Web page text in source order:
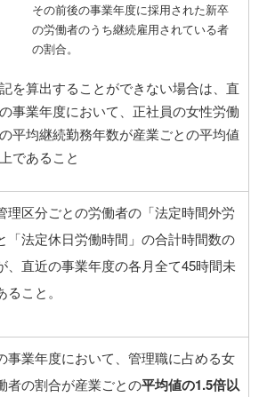
その前後の事業年度に採用された新卒
の労働者のうち継続雇用されている者
の割合。
を算出することができない場合は、直
事業年度において、正社員の女性労働
平均継続勤務年数が産業ごとの平均値
であること
理区分ごとの労働者の「法定時間外労
「法定休日労働時間」の合計時間数の
、直近の事業年度の各月全て45時間未
ること。
事業年度において、管理職に占める女
者の割合が産業ごとの平均値の1.5倍以